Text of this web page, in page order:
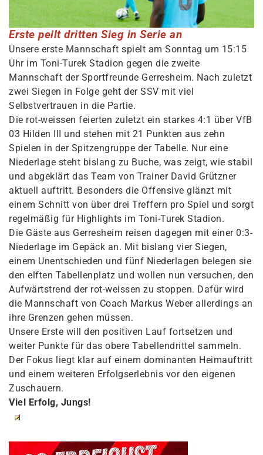
Erste peilt dritten Sieg in Serie an
Unsere erste Mannschaft spielt am Sonntag um 15:15
Uhr im Toni-Turek Stadion gegen die zweite
Mannschaft der Sportfreunde Gerresheim. Nach zuletzt
zwei Siegen in Folge geht der SSV mit viel
Selbstvertrauen in die Partie.
Die rot-weissen feierten zuletzt ein starkes 4:1 über VfB
03 Hilden III und stehen mit 21 Punkten aus zehn
Spielen in der Spitzengruppe der Tabelle. Nur eine
Niederlage steht bislang zu Buche, was zeigt, wie stabil
und abgeklärt das Team von Trainer David Grützner
aktuell auftritt. Besonders die Offensive glänzt mit
einem Schnitt von über drei Treffern pro Spiel und sorgt
regelmäßig für Highlights im Toni-Turek Stadion.
Die Gäste aus Gerresheim reisen dagegen mit einer 0:3-
Niederlage im Gepäck an. Mit bislang vier Siegen,
einem Unentschieden und fünf Niederlagen belegen sie
den elften Tabellenplatz und wollen nun versuchen, den
Aufwärtstrend der rot-weissen zu stoppen. Dafür wird
die Mannschaft von Coach Markus Weber allerdings an
ihre Grenzen gehen müssen.
Unsere Erste will den positiven Lauf fortsetzen und
weiter Punkte für das obere Tabellendrittel sammeln.
Der Fokus liegt klar auf einem dominanten Heimauftritt
und einem weiteren Erfolgserlebnis vor den eigenen
Zuschauern.
Viel Erfolg, Jungs!